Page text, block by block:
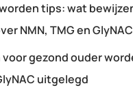
tips: wat
NMN, TMG en
gezond ouder
uitgelegd